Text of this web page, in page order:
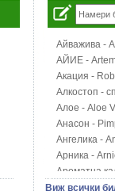
Айважива -
АЙИЕ -
Акация -
Алкостоп -
Алое - Aloe
Анасон -
Ангелика -
Арника -
Ароматна
Арония -
Виж всички